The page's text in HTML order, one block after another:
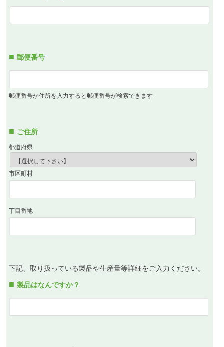
郵便番号
郵便番号か住所を入力すると郵便番号が検索できます
ご住所
都道府県
市区町村
丁目番地
下記、取り扱っている製品や生産量等詳細をご入力ください。
製品はなんですか？